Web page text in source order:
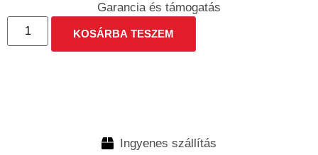
Garancia és támogatás
KOSÁRBA TESZEM
Ingyenes szállítás